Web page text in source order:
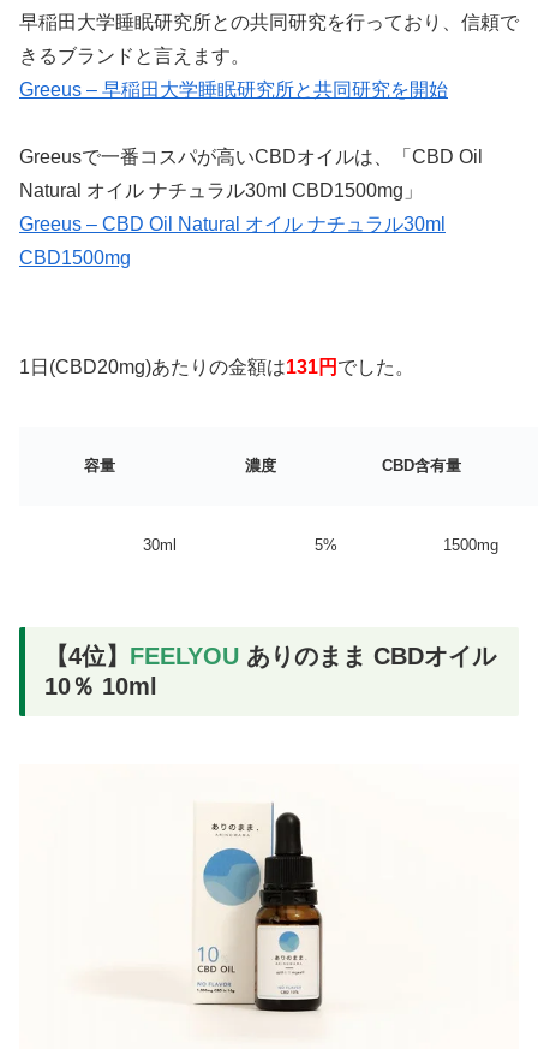
早稲田大学睡眠研究所との共同研究を行っており、信頼で
きるブランドと言えます。
Greeus – 早稲田大学睡眠研究所と共同研究を開始
Greeusで一番コスパが高いCBDオイルは、「CBD Oil
Natural オイル ナチュラル30ml CBD1500mg」
Greeus – CBD Oil Natural オイル ナチュラル30ml
CBD1500mg
1日(CBD20mg)あたりの金額は131円 でした。
容量 濃度 CBD含有量
30ml 5% 1500mg
【4位】 FEELYOU ありのまま CBDオイル
10％ 10ml